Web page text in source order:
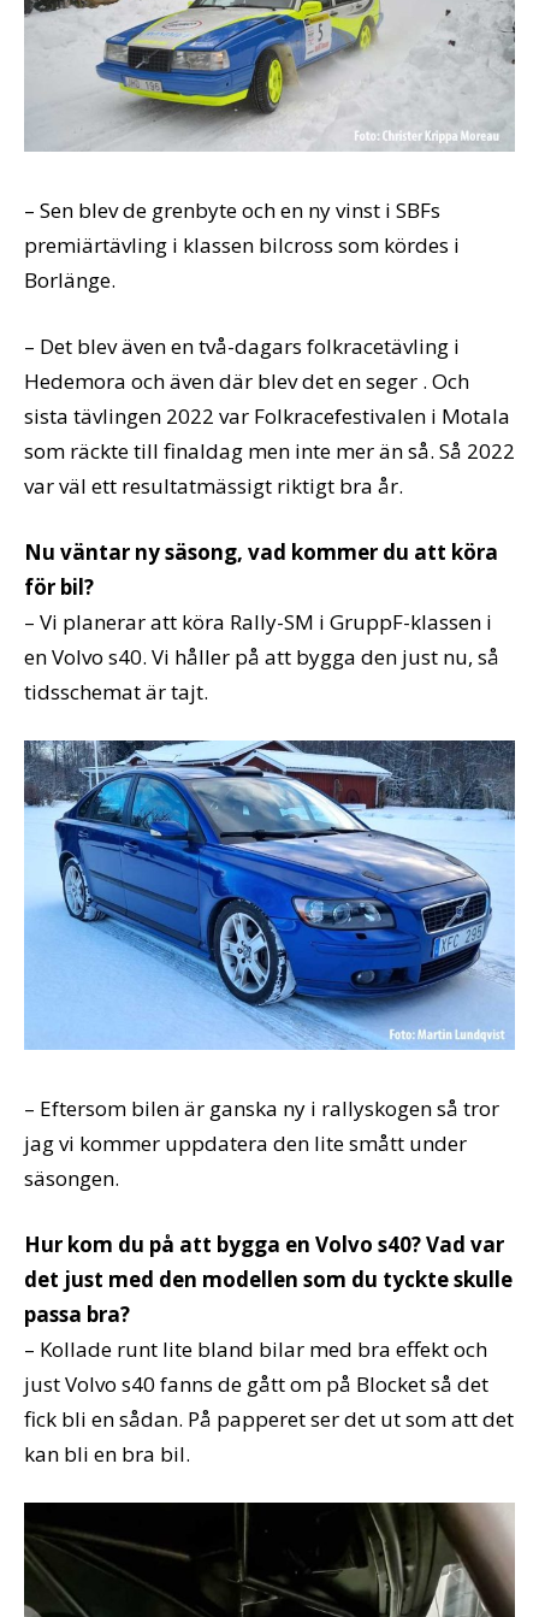
– Sen blev de grenbyte och en ny vinst i SBFs
premiärtävling i klassen bilcross som kördes i
Borlänge.
– Det blev även en två-dagars folkracetävling i
Hedemora och även där blev det en seger . Och
sista tävlingen 2022 var Folkracefestivalen i Motala
som räckte till finaldag men inte mer än så. Så 2022
var väl ett resultatmässigt riktigt bra år.
Nu väntar ny säsong, vad kommer du att köra
för bil?
– Vi planerar att köra Rally-SM i GruppF-klassen i
en Volvo s40. Vi håller på att bygga den just nu, så
tidsschemat är tajt.
– Eftersom bilen är ganska ny i rallyskogen så tror
jag vi kommer uppdatera den lite smått under
säsongen.
Hur kom du på att bygga en Volvo s40? Vad var
det just med den modellen som du tyckte skulle
passa bra?
– Kollade runt lite bland bilar med bra effekt och
just Volvo s40 fanns de gått om på Blocket så det
fick bli en sådan. På papperet ser det ut som att det
kan bli en bra bil.